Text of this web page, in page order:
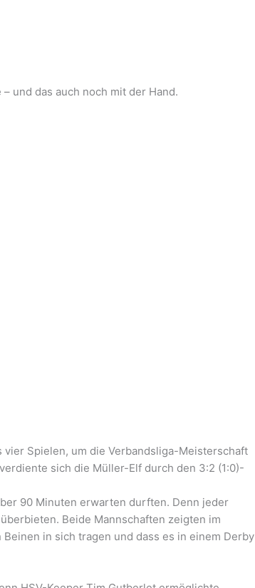
und das auch noch mit der Hand.
Spielen, um die Verbandsliga-Meisterschaft
sich die Müller-Elf durch den 3:2 (1:0)-
90 Minuten erwarten durften. Denn jeder
Beide Mannschaften zeigten im
in sich tragen und dass es in einem Derby